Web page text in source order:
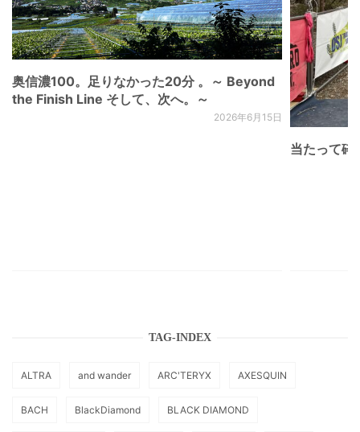
奥信濃100。足りなかった20分 。～ Beyond
the Finish Line そして、次へ。～
2026年6月15日
当たって砕
TAG-INDEX
ALTRA and wander ARC'TERYX AXESQUIN
BACH BlackDiamond BLACK DIAMOND